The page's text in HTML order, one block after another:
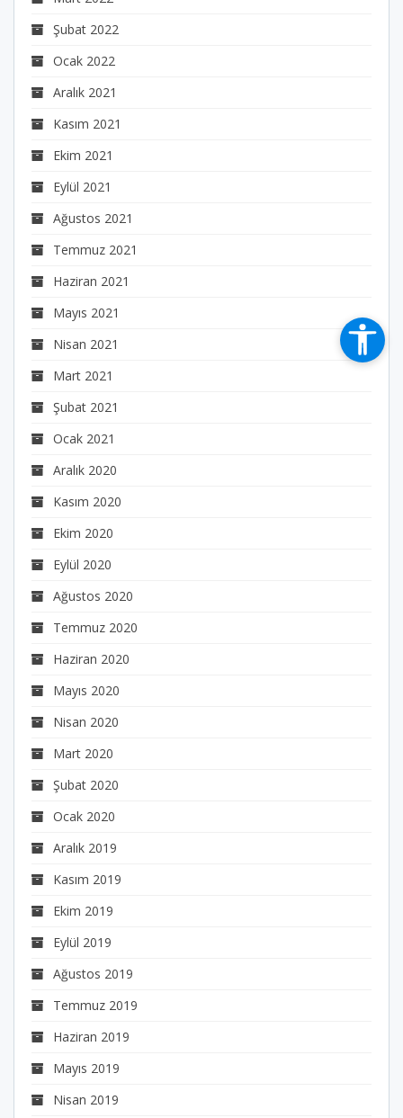
Şubat 2022
Ocak 2022
Aralık 2021
Kasım 2021
Ekim 2021
Eylül 2021
Ağustos 2021
Temmuz 2021
Haziran 2021
Mayıs 2021
Nisan 2021
Mart 2021
Şubat 2021
Ocak 2021
Aralık 2020
Kasım 2020
Ekim 2020
Eylül 2020
Ağustos 2020
Temmuz 2020
Haziran 2020
Mayıs 2020
Nisan 2020
Mart 2020
Şubat 2020
Ocak 2020
Aralık 2019
Kasım 2019
Ekim 2019
Eylül 2019
Ağustos 2019
Temmuz 2019
Haziran 2019
Mayıs 2019
Nisan 2019